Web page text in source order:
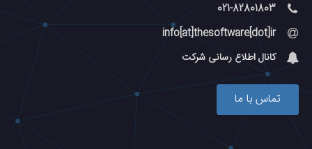
021-82801803
info[at]thesoftware[dot]ir
کانال اطلاع رسانی شرکت
تماس با ما